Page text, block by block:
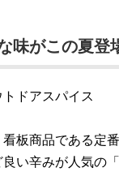
味がこの夏登
板商品である定
い辛みが人気の